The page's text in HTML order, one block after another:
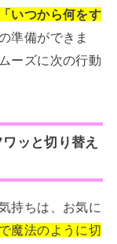
「いつから何をす
準備ができま
ーズに次の行動
ッと切り替え
持ちは、お気に
魔法のように切